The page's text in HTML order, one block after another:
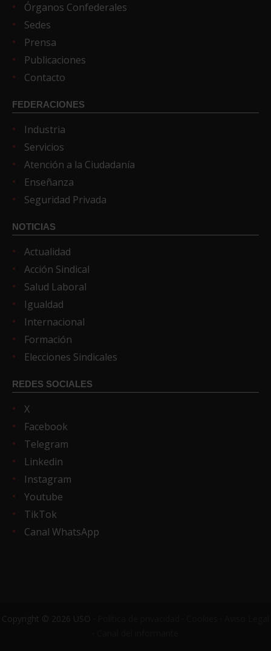
Órganos Confederales
Sedes
Prensa
Publicaciones
Contacto
FEDERACIONES
Industria
Servicios
Atención a la Ciudadanía
Enseñanza
Seguridad Privada
NOTICIAS
Actualidad
Acción Sindical
Salud Laboral
Igualdad
Internacional
Formación
Elecciones Sindicales
REDES SOCIALES
X
Facebook
Telegram
Linkedin
Instagram
Youtube
TikTok
Canal WhatsApp
Copyright © 2026 USO ·